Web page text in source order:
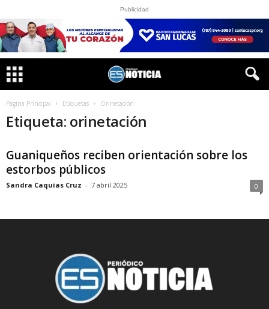
Publicidad
Página Principal Etiquetas Orinetación
Etiqueta: orinetación
Guaniqueños reciben orientación sobre los
estorbos públicos
Sandra Caquias Cruz - 7 abril 2025 0